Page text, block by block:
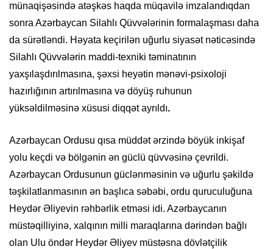
münaqişəsində atəşkəs haqda müqavilə imzalandıqdan
sonra Azərbaycan Silahlı Qüvvələrinin formalaşması daha
da sürətləndi. Həyata keçirilən uğurlu siyasət nəticəsində
Silahlı Qüvvələrin maddi-texniki təminatının
yaxşılaşdırılmasına, şəxsi heyətin mənəvi-psixoloji
hazırlığının artırılmasına və döyüş ruhunun
yüksəldilməsinə xüsusi diqqət ayrıldı.
Azərbaycan Ordusu qısa müddət ərzində böyük inkişaf
yolu keçdi və bölgənin ən güclü qüvvəsinə çevrildi.
Azərbaycan Ordusunun güclənməsinin və uğurlu şəkildə
təşkilatlanmasının ən başlıca səbəbi, ordu quruculuğuna
Heydər Əliyevin rəhbərlik etməsi idi. Azərbaycanın
müstəqilliyinə, xalqının milli maraqlarına dərindən bağlı
olan Ulu öndər Heydər Əliyev müstəsna dövlətçilik